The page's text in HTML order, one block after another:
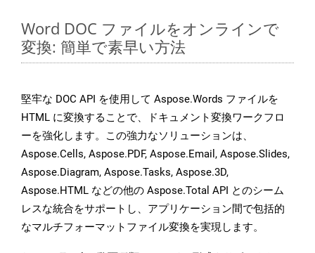
Word DOC ファイルをオンラインで
変換: 簡単で素早い方法
堅牢な DOC API を使用して Aspose.Words ファイルを
HTML に変換することで、ドキュメント変換ワークフロ
ーを強化します。この強力なソリューションは、
Aspose.Cells, Aspose.PDF, Aspose.Email, Aspose.Slides,
Aspose.Diagram, Aspose.Tasks, Aspose.3D,
Aspose.HTML などの他の Aspose.Total API とのシーム
レスな統合をサポートし、アプリケーション間で包括的
なマルチフォーマットファイル変換を実現します。